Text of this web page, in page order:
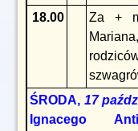
18.00
Za +
ŚRODA, 17
Ignacego